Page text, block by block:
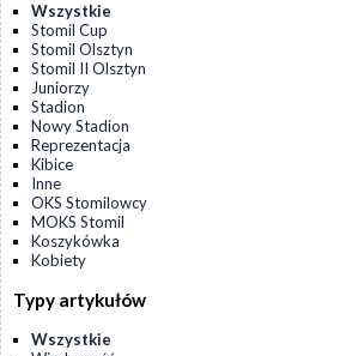
Wszystkie
Stomil Cup
Stomil Olsztyn
Stomil II Olsztyn
Juniorzy
Stadion
Nowy Stadion
Reprezentacja
Kibice
Inne
OKS Stomilowcy
MOKS Stomil
Koszykówka
Kobiety
Typy artykułów
Wszystkie